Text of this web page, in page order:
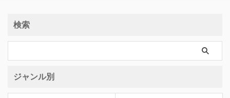
検索
ジャンル別